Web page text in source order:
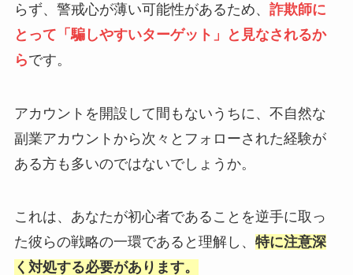
らず、警戒心が薄い可能性があるため、 詐欺師に
とって「騙しやすいターゲット」と見なされるか
らです。
アカウントを開設して間もないうちに、不自然な
副業アカウントから次々とフォローされた経験が
ある方も多いのではないでしょうか。
これは、あなたが初心者であることを逆手に取っ
た彼らの戦略の一環であると理解し、 特に注意深
く対処する必要があります。